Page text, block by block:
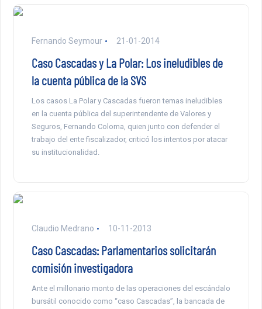
Fernando Seymour 21-01-2014
Caso Cascadas y La Polar: Los ineludibles de
la cuenta pública de la SVS
Los casos La Polar y Cascadas fueron temas ineludibles
en la cuenta pública del superintendente de Valores y
Seguros, Fernando Coloma, quien junto con defender el
trabajo del ente fiscalizador, criticó los intentos por atacar
su institucionalidad.
Claudio Medrano 10-11-2013
Caso Cascadas: Parlamentarios solicitarán
comisión investigadora
Ante el millonario monto de las operaciones del escándalo
bursátil conocido como “caso Cascadas”, la bancada de